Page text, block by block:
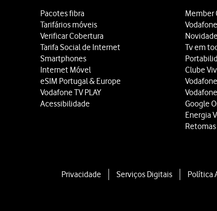
Pacotes fibra
Tarifários móveis
Verificar Cobertura
Tarifa Social de Internet
Smartphones
Internet Móvel
eSIM Portugal & Europe
Vodafone TV PLAY
Acessibilidade
Member
Tv em
Clube
Google
Energia
Privacidade Serviços Digitais Política